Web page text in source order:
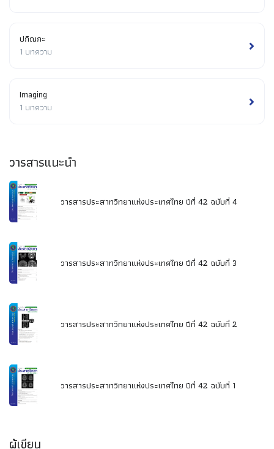
ปกิณกะ
1 บทความ
Imaging
1 บทความ
วารสารแนะนำ
วารสารประสาทวิทยาแห่งประเทศไทย ปีที่ 42 ฉบับที่ 4
วารสารประสาทวิทยาแห่งประเทศไทย ปีที่ 42 ฉบับที่ 3
วารสารประสาทวิทยาแห่งประเทศไทย ปีที่ 42 ฉบับที่ 2
วารสารประสาทวิทยาแห่งประเทศไทย ปีที่ 42 ฉบับที่ 1
ผู้เขียน